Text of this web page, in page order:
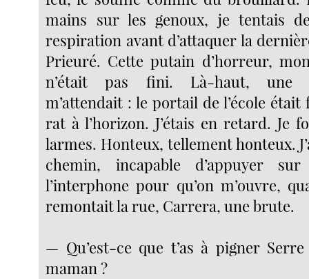
mains sur les genoux, je tentais
respiration avant d’attaquer la
Prieuré. Cette putain d’horreur,
n’était pas fini. Là-haut, une
m’attendait : le portail de l’école
rat à l’horizon. J’étais en retard. Je
larmes. Honteux, tellement honteux.
chemin, incapable d’appuyer
l’interphone pour qu’on m’ouvre,
remontait la rue, Carrera, une brute.
— Qu’est-ce que t’as à pigner
maman ?